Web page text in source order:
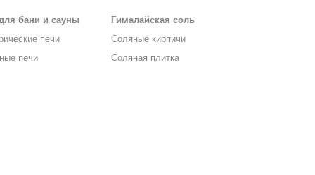
бани и сауны
печи
печи
Гималайская соль
Соляные кирпичи
Соляная плитка